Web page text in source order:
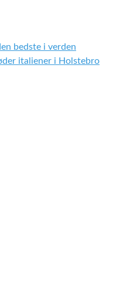
bedste i verden
italiener i Holstebro